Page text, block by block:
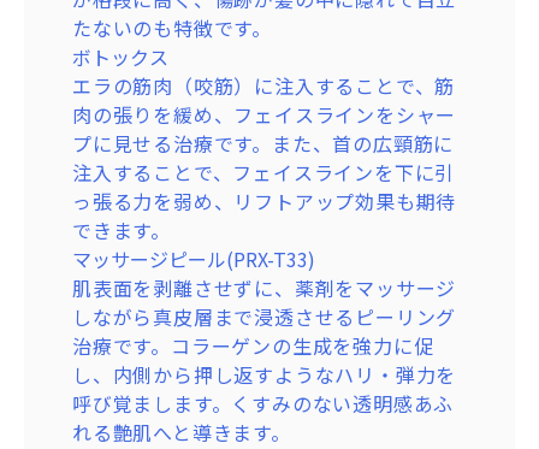
し、内側から押し返すようなハリ・弾力を
呼び覚まします。くすみのない透明感あふ
れる艶肌へと導きます。
たないのも特徴です。
ボトックス
エラの筋肉（咬筋）に注入することで、筋
肉の張りを緩め、フェイスラインをシャー
プに見せる治療です。また、首の広頸筋に
注入することで、フェイスラインを下に引
っ張る力を弱め、リフトアップ効果も期待
できます。
マッサージピール(PRX-T33)
肌表面を剥離させずに、薬剤をマッサージ
しながら真皮層まで浸透させるピーリング
治療です。コラーゲンの生成を強力に促
し、内側から押し返すようなハリ・弾力を
呼び覚まします。くすみのない透明感あふ
れる艶肌へと導きます。